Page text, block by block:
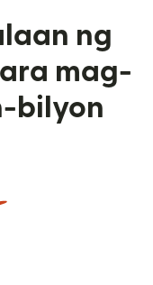
ng
mag-
bilyon